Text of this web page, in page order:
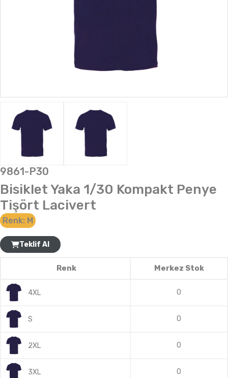
9861-P30
Bisiklet Yaka 1/30 Kompakt Penye
Tişört Lacivert
Renk: M
Teklif Al
Renk Merkez Stok
4XL 0
S 0
2XL 0
3XL 0